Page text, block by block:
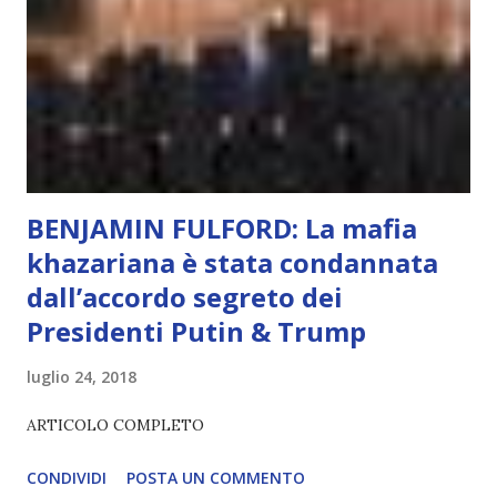
non può essere Coscienza. Può copiare, ma non può vivere
l’esperienza. Come diventerà ovvio Man mano che l’IA
diventerà sempre più avanzata (soprattutto tra il 2027 e il
2035), emergeranno situazioni che renderanno la differenza
lampante: L’IA sarà in gr...
BENJAMIN FULFORD: La mafia
khazariana è stata condannata
dall’accordo segreto dei
Presidenti Putin & Trump
luglio 24, 2018
ARTICOLO COMPLETO
CONDIVIDI
POSTA UN COMMENTO